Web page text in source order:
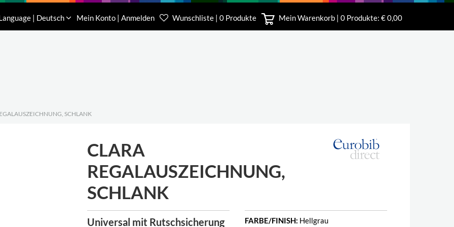
| Deutsch Mein Konto | Anmelden Wunschliste | 0 Produkte Mein Warenkorb | 0 Produkte: € 0,00
Kundenberater Projekte
(0) 62 32-31 81-00
Kundenberater Webshop
(0) 62 32-31 81-21
SCHLANK
CLARA
REGALAUSZEICHNUNG,
SCHLANK
Universal mit Rutschsicherung FARBE/FINISH: Hellgrau